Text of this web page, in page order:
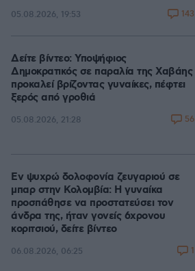
05.08.2026, 19:53 143
Δείτε βίντεο: Υποψήφιος
Δημοκρατικός σε παραλία της Χαβάης
προκαλεί βρίζοντας γυναίκες, πέφτει
ξερός από γροθιά
05.08.2026, 21:28 56
Εν ψυχρώ δολοφονία ζευγαριού σε
μπαρ στην Κολομβία: Η γυναίκα
προσπάθησε να προστατεύσει τον
άνδρα της, ήταν γονείς 6χρονου
κοριτσιού, δείτε βίντεο
06.08.2026, 06:25 1